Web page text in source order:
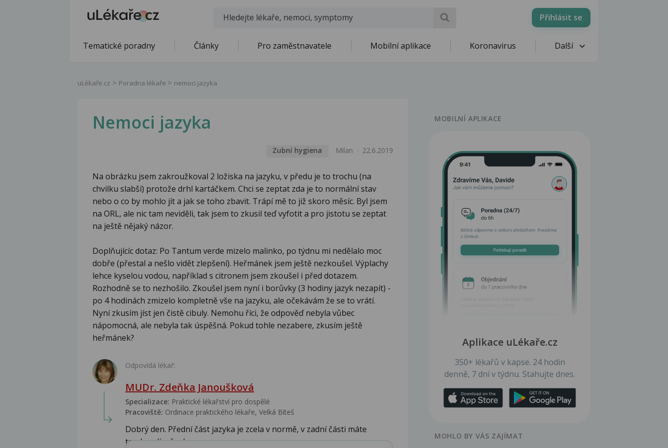
Přihlásit se
Tematické poradny Články Pro zaměstnavatele Mobilní aplikace Koronavirus Další
uLékaře.cz Poradna lékaře nemoci jazyka
Nemoci jazyka
Zubní hygiena Milan 22.6.2019
Na obrázku jsem zakroužkoval 2 ložiska na jazyku, v předu je to trochu (na
chvilku slabší) protože drhl kartáčkem. Chci se zeptat zda je to normální stav
nebo o co by mohlo jít a jak se toho zbavit. Trápí mě to již skoro měsíc. Byl jsem
na ORL, ale nic tam neviděli, tak jsem to zkusil teď vyfotit a pro jistotu se zeptat
na ještě nějaký názor.
Doplňujícíc dotaz: Po Tantum verde mizelo malinko, po týdnu mi nedělalo moc
dobře (přestal a nešlo vidět zlepšení). Heřmánek jsem ještě nezkoušel. Výplachy
lehce kyselou vodou, například s citronem jsem zkoušel i před dotazem.
Rozhodně se to nezhošilo. Zkoušel jsem nyní i borůvky (3 hodiny jazyk nezapít) -
po 4 hodinách zmizelo kompletně vše na jazyku, ale očekávám že se to vrátí.
Nyní zkusím jíst jen čistě cibuly. Nemohu říci, že odpověď nebyla vůbec
nápomocná, ale nebyla tak úspěšná. Pokud tohle nezabere, zkusím ještě
heřmánek?
Odpovídá lékař:
MUDr. Zdeňka Janoušková
Specializace: Praktické lékařství pro dospělé
Pracoviště: Ordinace praktického lékaře, Velká Bíteš
Dobrý den. Přední část jazyka je zcela v normě, v zadní části máte
trochu plíseň, ale ne...
MOBILNÍ APLIKACE
Aplikace uLékaře.cz
350+ lékařů v kapse. 24 hodin
denně, 7 dní v týdnu. Stahujte dnes.
MOHLO BY VÁS ZAJÍMAT